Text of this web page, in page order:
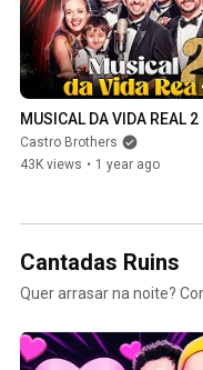
MUSICAL DA VIDA REAL 2
Castro Brothers
43K views • 1 year ago
Cantadas Ruins
Quer arrasar na noite?